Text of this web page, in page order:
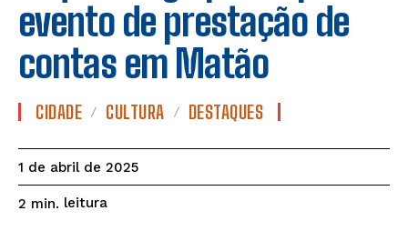
evento de prestação de
contas em Matão
CIDADE CULTURA DESTAQUES
1 de abril de 2025
2 min. leitura